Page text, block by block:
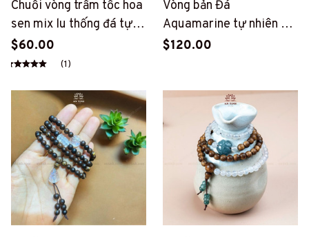
Chuỗi vòng trầm tốc hoa
sen mix lu thống đá tự
nhiên (PT171)
$60.00
(1)
Vòng bản Đá
Aquamarine tự nhiên An
Tịnh (PT59)
$120.00